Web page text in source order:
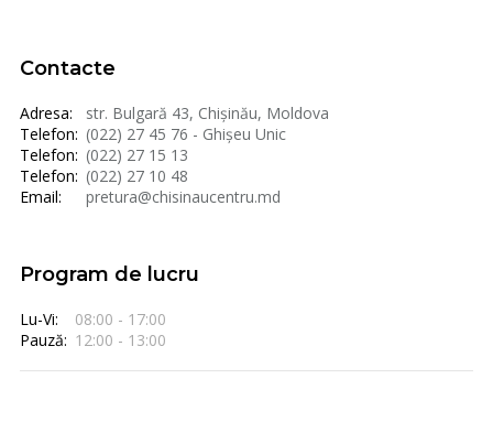
Contacte
Adresa:
str. Bulgară 43, Chișinău, Moldova
Telefon: (022) 27 45 76 - Ghișeu Unic
Telefon: (022) 27 15 13
Telefon: (022) 27 10 48
Email:
pretura@chisinaucentru.md
Program de lucru
Lu-Vi:
08:00 - 17:00
Pauză: 12:00 - 13:00